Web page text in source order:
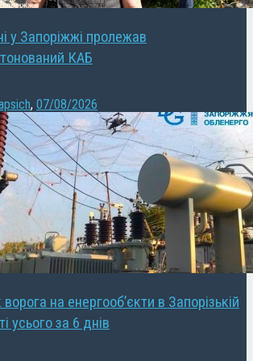
у Запоріжжі пролежав
КАБ
, 07/08/2026
ворога на енергооб’єкти в Запорізькій
усього за 6 днів